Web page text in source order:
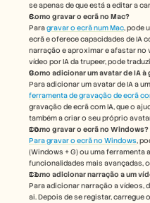
se apenas de que está a editar a
Como gravar o ecrã no Mac?
Para gravar o ecrã num Mac, pode
ecrã e oferece capacidades de IA
narração e aproximar e afastar no
vídeo por IA da trupeer, pode
Como adicionar um avatar de IA à
ferramenta de gravação de ecrã
gravação de ecrã com IA, que o
também a criar o seu próprio
Como gravar o ecrã no Windows?
Para gravar o ecrã no Windows,
(Windows + G) ou uma ferramenta
funcionalidades mais avançadas,
Como adicionar narração a um
Para adicionar narração a vídeos,
ai. Depois de se registar, carregue